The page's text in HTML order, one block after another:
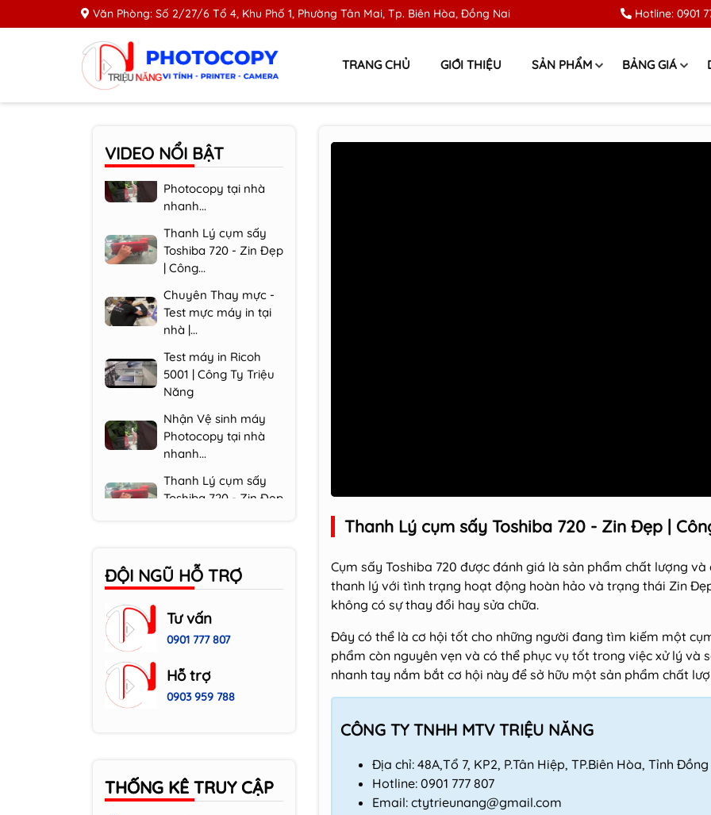
Văn Phòng: Số 2/27/6 Tổ 4, Khu Phố 1, Phường Tân Mai, Tp. Biên Hòa, Đồng Nai Hotline: 0901
TRANG CHỦ GIỚI THIỆU SẢN PHẨM BẢNG GIÁ
Thanh Lý cụm sấy Toshiba 720 - Zin Đẹp |
Cụm sấy Toshiba 720 được đánh giá là sản phẩm chất lượng
thanh lý với tình trạng hoạt động hoàn hảo và trạng thái Zin
không có sự thay đổi hay sửa chữa.
Đây có thể là cơ hội tốt cho những người đang tìm kiếm một
phẩm còn nguyên vẹn và có thể phục vụ tốt trong việc xử lý và
nhanh tay nắm bắt cơ hội này để sở hữu một sản phẩm chất
CÔNG TY TNHH MTV TRIỆU NĂNG
Địa chỉ: 48A,Tổ 7, KP2, P.Tân Hiệp, TP.Biên Hòa, Tỉnh
Hotline: 0901 777 807
Email: ctytrieunang@gmail.com
VIDEO NỔI BẬT
Test máy in Ricoh
Năng
Nhận Vệ sinh máy
Photocopy tại nhà
nhanh...
Thanh Lý cụm sấy
Toshiba 720 - Zin Đẹp
| Công...
Chuyên Thay mực -
Test mực máy in tại
nhà |...
Test máy in Ricoh
5001 | Công Ty Triệu
Năng
Nhận Vệ sinh máy
Photocopy tại nhà
nhanh...
Thanh Lý cụm sấy
Toshiba 720 - Zin Đẹp
nhà |...
ĐỘI NGŨ HỖ TRỢ
Tư vấn
0901 777 807
Hỗ trợ
0903 959 788
THỐNG KÊ TRUY CẬP